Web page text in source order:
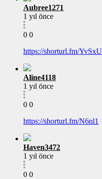
Aubree1271
1 yıl önce
0 0
https://shorturl.fm/YvSxU
Aline4118
1 yıl önce
0 0
https://shorturl.fm/N6nl1
Haven3472
1 yıl önce
0 0